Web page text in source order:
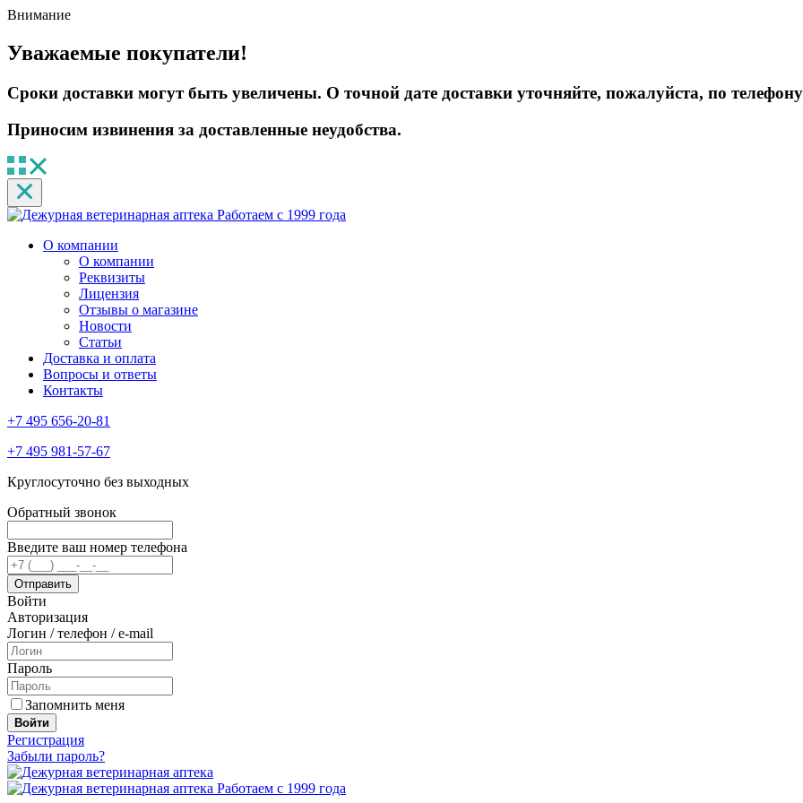
Внимание
Уважаемые покупатели!
Сроки доставки могут быть увеличены. О точной дате доставки уточняйте, пожалуйста, по
Приносим извинения за доставленные неудобства.
Работаем с 1999 года
О компании
О компании
Реквизиты
Лицензия
Отзывы о магазине
Новости
Статьи
Доставка и оплата
Вопросы и ответы
Контакты
+7 495 656-20-81
+7 495 981-57-67
Круглосуточно без выходных
Обратный звонок
Введите ваш номер телефона
Войти
Авторизация
Логин / телефон / e-mail
Пароль
Запомнить меня
Войти
Регистрация
Забыли пароль?
Работаем с 1999 года